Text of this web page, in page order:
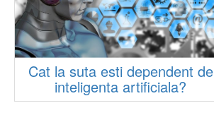
Cat la suta esti dependent de
inteligenta artificiala?